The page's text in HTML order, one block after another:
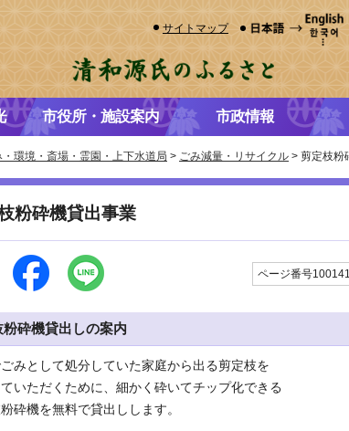
サイトマップ
市役所・施設案内 市政情報
・環境・斎場・霊園・上下水道局 > ごみ減量・リサイクル > 剪定枝粉
粉砕機貸出事業
ページ番号
粉砕機貸出しの案内
みとして処分していた家庭から出る剪定枝を
いただくために、細かく砕いてチップ化できる
砕機を無料で貸出しします。